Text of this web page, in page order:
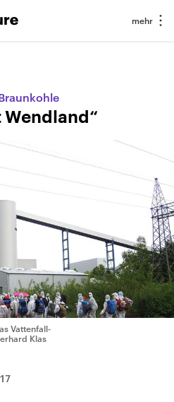
Wendland“
Vattenfall-
Klas